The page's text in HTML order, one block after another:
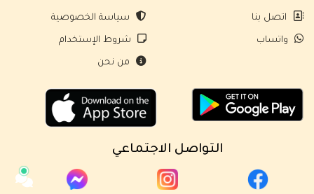
اتصل بنا
واتساب
سياسة الخصوصية
شروط الإستخدام
من نحن
التواصل الاجتماعي